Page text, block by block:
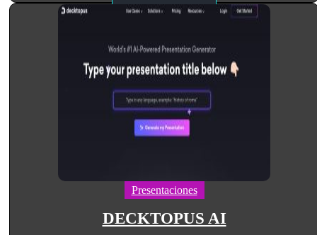
Presentaciones
DECKTOPUS AI